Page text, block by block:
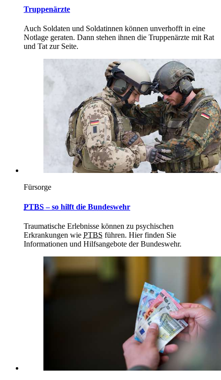
Truppenärzte
Auch Soldaten und Soldatinnen können unverhofft in eine
Notlage geraten. Dann stehen ihnen die Truppenärzte mit Rat
und Tat zur Seite.
Fürsorge
PTBS– so hilft die Bundeswehr
Traumatische Erlebnisse können zu psychischen
Erkrankungen wie PTBS führen. Hier finden Sie
Informationen und Hilfsangebote der Bundeswehr.